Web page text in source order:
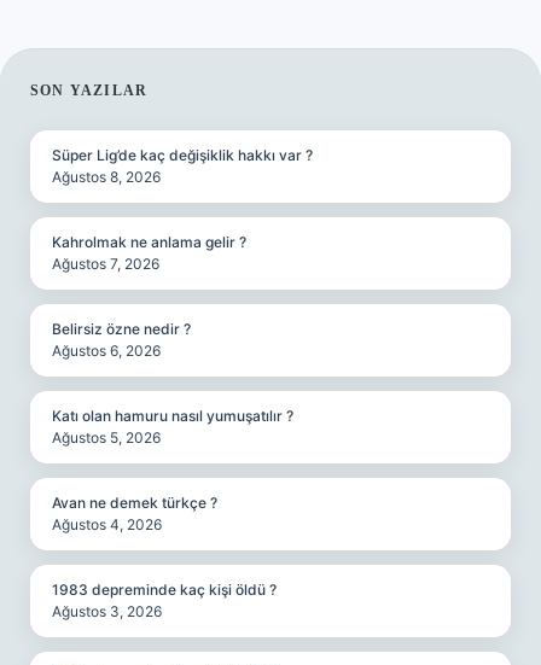
SIDEBAR
SON YAZILAR
Süper Lig’de kaç değişiklik hakkı var ?
Ağustos 8, 2026
Kahrolmak ne anlama gelir ?
Ağustos 7, 2026
Belirsiz özne nedir ?
Ağustos 6, 2026
Katı olan hamuru nasıl yumuşatılır ?
Ağustos 5, 2026
Avan ne demek türkçe ?
Ağustos 4, 2026
1983 depreminde kaç kişi öldü ?
Ağustos 3, 2026